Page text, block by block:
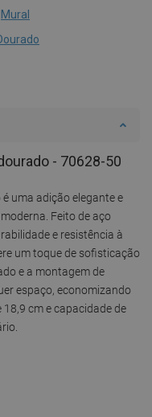
Mural
- 70628-50
uma adição elegante e
Feito de aço
e resistência à
um toque de sofisticação
e a montagem de
espaço, economizando
cm e capacidade de